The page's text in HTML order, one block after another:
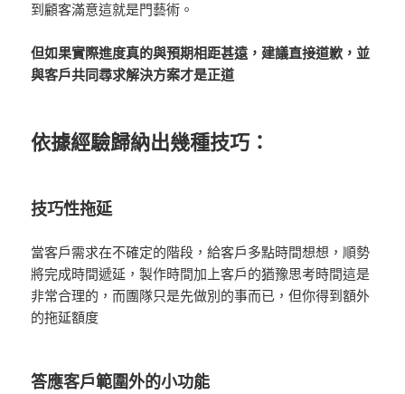
到顧客滿意這就是門藝術。
但如果實際進度真的與預期相距甚遠，建議直接道歉，並
與客戶共同尋求解決方案才是正道
依據經驗歸納出幾種技巧：
技巧性拖延
當客戶需求在不確定的階段，給客戶多點時間想想，順勢
將完成時間遞延，製作時間加上客戶的猶豫思考時間這是
非常合理的，而團隊只是先做別的事而已，但你得到額外
的拖延額度
答應客戶範圍外的小功能